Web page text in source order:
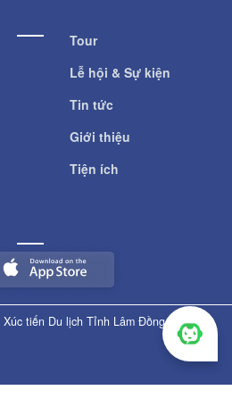
Tour
Lễ hội & Sự kiện
Tin tức
Giới thiệu
Tiện ích
tiến Du lịch Tỉnh Lâm Đồng